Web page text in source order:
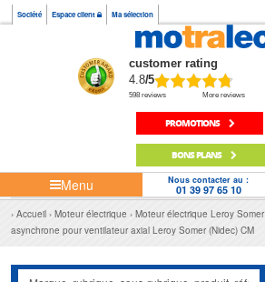
Société Espace client Ma sélection
customer rating
4.8/5
598 reviews More reviews
PROMOTIONS
BONS PLANS
Menu Nous contacter au :
01 39 97 65 10
Accueil Moteur électrique Moteur électrique Leroy Somer
asynchrone pour ventilateur axial Leroy Somer (Nidec) CM